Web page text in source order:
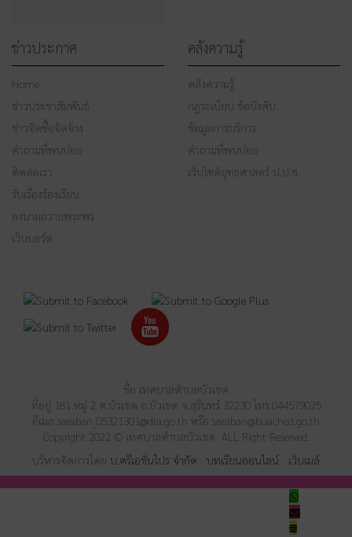
ข่าวประกาศ
Home
ข่าวประชาสัมพันธ์
ข่าวจัดซื้อจัดจ้าง
คำถามที่พบบ่อย
ติดต่อเรา
รับเรื่องร้องเรียน
ลงนามถวายพระพร
เว็บบอร์ด
คลังความรู้
คลังความรู้
กฎระเบียบ ข้อบังคับ
ข้อมูลการบริการ
คำถามที่พบบ่อย
เว็บไซต์ยุทธศาสตร์ ป.ป.ช.
ชื่อ เทศบาลตำบลบัวเชด
ที่อยู่ 181 หมู่ 2 ต.บัวเชด อ.บัวเชด จ.สุรินทร์ 32230 โทร.044579025
อีเมล saraban_05321301@dla.go.th หรือ saraban@buached.go.th
Copyright 2022 © เทศบาลตำบลบัวเชด ALL Right Reserved.
บริหารจัดการโดย บ.ครีเอชั่นโปร จำกัด บทเรียนออนไลน์ เว็บเมล์